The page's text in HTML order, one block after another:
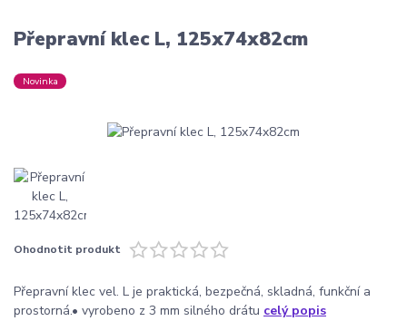
Přepravní klec L, 125x74x82cm
Novinka
Ohodnotit produkt
Přepravní klec vel. L je praktická, bezpečná, skladná, funkční a
prostorná.• vyrobeno z 3 mm silného drátu celý popis